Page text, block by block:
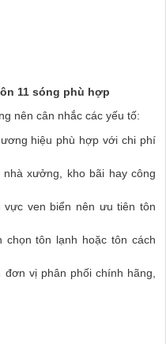
11 sóng phù hợp
nên cân nhắc các yếu tố:
hiệu phù hợp với chi phí
nhà xưởng, kho bãi hay công
vực ven biển nên ưu tiên tôn
chọn tôn lạnh hoặc tôn cách
đơn vị phân phối chính hãng,